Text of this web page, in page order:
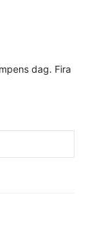
dag. Fira